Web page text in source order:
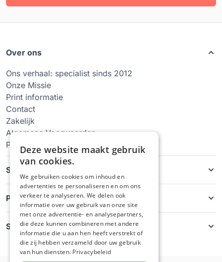
Over ons
Ons verhaal: specialist sinds 2012
Onze Missie
Print informatie
Contact
Zakelijk
Algemene Voorwaarden
Privacy Policy
Soorten hoesjes
Producten
Service
Deze website maakt gebruik
van cookies.
We gebruiken cookies om inhoud en
advertenties te personaliseren en om ons
verkeer te analyseren. We delen ook
informatie over uw gebruik van onze site
met onze advertentie- en analysepartners,
die deze kunnen combineren met andere
informatie die u aan hen heeft verstrekt of
die zij hebben verzameld door uw gebruik
van hun diensten. Privacybeleid